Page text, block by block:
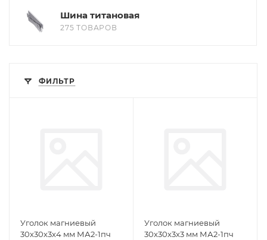
Шина титановая
275 ТОВАРОВ
ФИЛЬТР
Уголок магниевый
30х30х3х4 мм МА2-1пч
Уголок магниевый
30х30х3х3 мм МА2-1пч